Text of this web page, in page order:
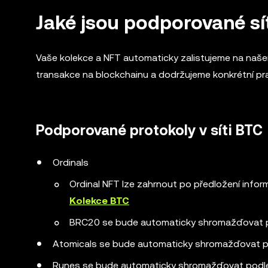
Jaké jsou podporované
Vaše kolekce a NFT automaticky zalistujeme na
transakce na blockchainu a dodržujeme konkrétní
Podporované protokoly v síti BTC
Ordinals
Ordinal NFT lze zahrnout po předložení
Kolekce BTC
BRC20 se bude automaticky
Atomicals se bude automaticky shromažďovat
Runes se bude automaticky shromažďovat